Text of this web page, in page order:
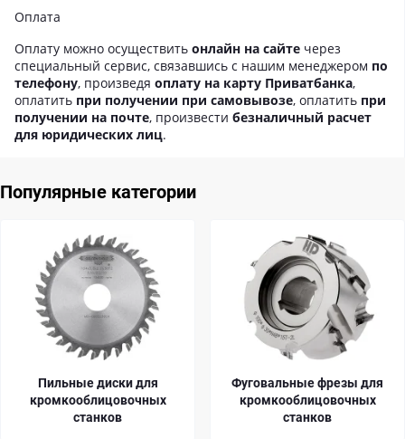
Оплата
Оплату можно осуществить онлайн на сайте через
специальный сервис, связавшись с нашим менеджером по
телефону, произведя оплату на карту Приватбанка,
оплатить при получении при самовывозе, оплатить при
получении на почте, произвести безналичный расчет
для юридических лиц.
Популярные категории
Фуговальные фрезы для
кромкооблицовочных
станков
Фрезы для
кромкооблицовочных
станков